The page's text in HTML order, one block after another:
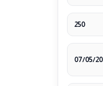
250
07/05/